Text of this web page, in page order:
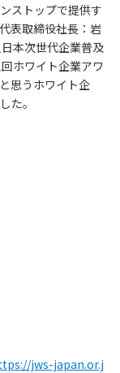
ストップで提供す
表取締役社長：岩
本次世代企業普及
ホワイト企業アワ
思うホワイト企
た。
jws-japan.or.j